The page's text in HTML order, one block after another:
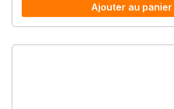
Ajouter au panier